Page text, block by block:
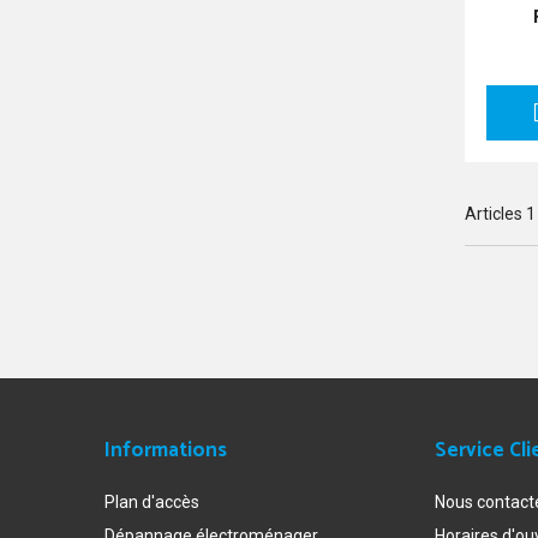
Articles 1
Informations
Plan d'accès
Service
Nous